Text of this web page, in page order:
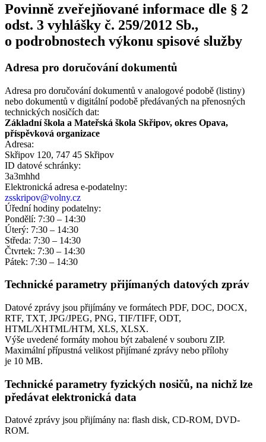
Povinně zveřejňované informace dle § 2
odst. 3 vyhlášky č. 259/2012 Sb.,
o podrobnostech výkonu spisové služby
Adresa pro doručování dokumentů
Adresa pro doručování dokumentů v analogové podobě (listiny)
nebo dokumentů v digitální podobě předávaných na přenosných
technických nosičích dat:
Základní škola a Mateřská škola Skřipov, okres Opava,
příspěvková organizace
Adresa:
Skřipov 120, 747 45 Skřipov
ID datové schránky:
3a3mhhd
Elektronická adresa e‑podatelny:
zsskripov@volny.cz
Úřední hodiny podatelny:
Pondělí: 7:30 – 14:30
Úterý: 7:30 – 14:30
Středa: 7:30 – 14:30
Čtvrtek: 7:30 – 14:30
Pátek: 7:30 – 14:30
Technické parametry přijímaných datových zpráv
Datové zprávy jsou přijímány ve formátech PDF, DOC, DOCX,
RTF, TXT, JPG/JPEG, PNG, TIF/TIFF, ODT,
HTML/XHTML/HTM, XLS, XLSX.
Výše uvedené formáty mohou být zabalené v souboru ZIP.
Maximální přípustná velikost přijímané zprávy nebo přílohy
je 10 MB.
Technické parametry fyzických nosičů, na nichž lze
předávat elektronická data
Datové zprávy jsou přijímány na: flash disk, CD-ROM, DVD-
ROM.